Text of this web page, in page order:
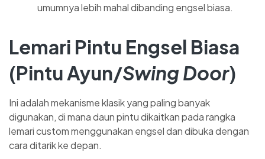
umumnya lebih mahal dibanding engsel biasa.
Lemari Pintu Engsel Biasa
(Pintu Ayun/Swing Door)
Ini adalah mekanisme klasik yang paling banyak
digunakan, di mana daun pintu dikaitkan pada rangka
lemari custom menggunakan engsel dan dibuka dengan
cara ditarik ke depan.